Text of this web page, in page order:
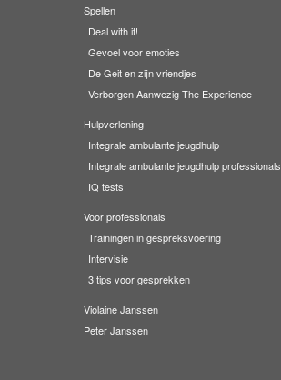
Spellen
Deal with it!
Gevoel voor emoties
De Geit en zijn vriendjes
Verborgen Aanwezig The Experience
Hulpverlening
Integrale ambulante jeugdhulp
Integrale ambulante jeugdhulp professionals
IQ tests
Voor professionals
Trainingen in gespreksvoering
Intervisie
3 tips voor gesprekken
Violaine Janssen
Peter Janssen